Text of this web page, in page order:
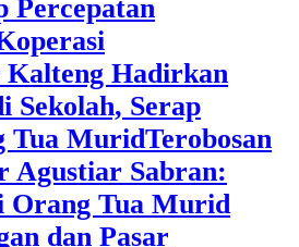
Percepatan
Hadirkan
Sekolah, Serap
Tua Murid‎Terobosan
Agustiar Sabran:
Orang Tua Murid
dan Pasar